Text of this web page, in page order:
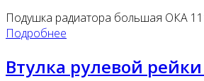
Подушка радиатора большая ОКА
Подробнее
Втулка рулевой